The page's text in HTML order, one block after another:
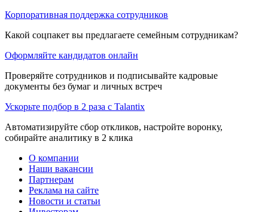
Корпоративная поддержка сотрудников
Какой соцпакет вы предлагаете семейным сотрудникам?
Оформляйте кандидатов онлайн
Проверяйте сотрудников и подписывайте кадровые
документы без бумаг и личных встреч
Ускорьте подбор в 2 раза с Talantix
Автоматизируйте сбор откликов, настройте воронку,
собирайте аналитику в 2 клика
О компании
Наши вакансии
Партнерам
Реклама на сайте
Новости и статьи